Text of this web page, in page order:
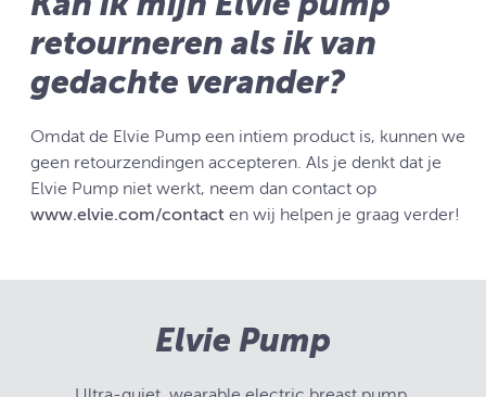
retourneren als ik van
gedachte verander?
Omdat de Elvie Pump een intiem product is, kunnen we
geen retourzendingen accepteren. Als je denkt dat je
Elvie Pump niet werkt, neem dan contact op
www.elvie.com/contact en wij helpen je graag verder!
Elvie Pump